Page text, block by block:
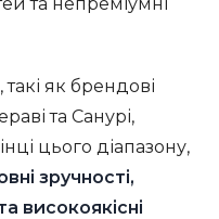
як брендові
та Санурі,
цього діапазону,
зручності,
високоякісні